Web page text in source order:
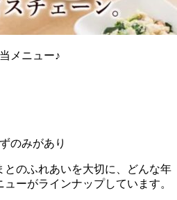
メニュー♪
のみがあり
のふれあいを大切に、どんな年
ューがラインナップしています。